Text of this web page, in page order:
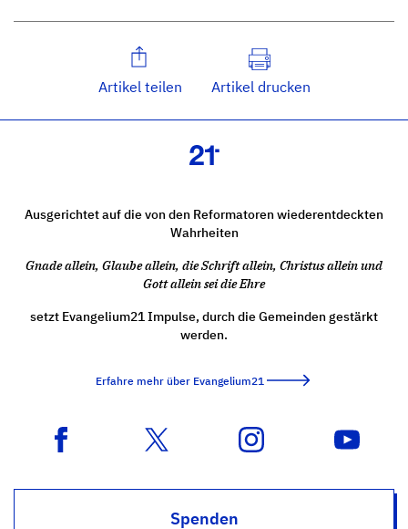
Artikel teilen Artikel drucken
Ausgerichtet auf die von den Reformatoren wiederentdeckten
Wahrheiten
Gnade allein, Glaube allein, die Schrift allein, Christus allein und
Gott allein sei die Ehre
setzt Evangelium21 Impulse, durch die Gemeinden gestärkt
werden.
Erfahre mehr über Evangelium21
Spenden